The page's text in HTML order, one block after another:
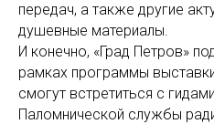
передач, а также другие
душевные материалы.
И конечно, «Град Петров»
рамках программы
смогут встретиться с
Паломнической службы